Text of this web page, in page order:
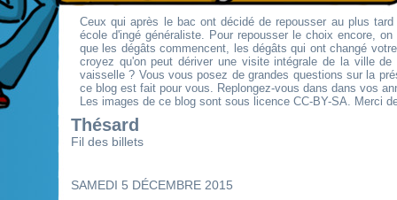
Ceux qui après le bac ont décidé de repousser au plus
école d'ingé généraliste. Pour repousser le choix encore,
que les dégâts commencent, les dégâts qui ont changé
croyez qu'on peut dériver une visite intégrale de la ville
vaisselle ? Vous vous posez de grandes questions sur la
ce blog est fait pour vous. Replongez-vous dans dans vos
Les images de ce blog sont sous licence CC-BY-SA. Merci
Thésard
Fil des billets
SAMEDI 5 DÉCEMBRE 2015